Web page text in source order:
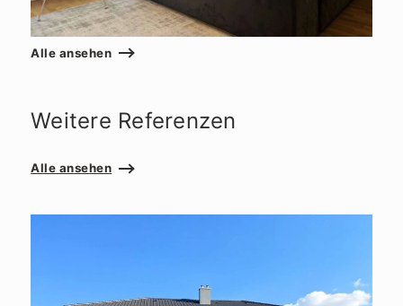
Alle ansehen
Weitere Referenzen
Alle ansehen